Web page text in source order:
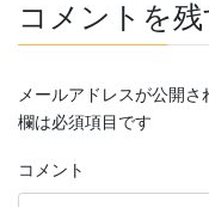
コメントを残
メールアドレスが公開さ
欄は必須項目です
コメント